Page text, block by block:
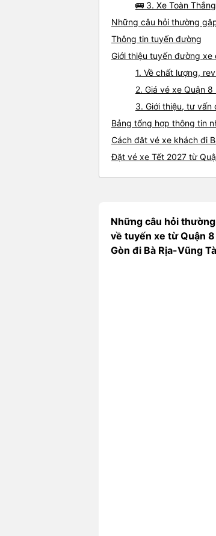
🚌 3. Xe Toàn
Những câu hỏi thường
Thông tin tuyến đường
Giới thiệu tuyến đường xe
1. Về chất lượng,
2. Giá vé xe Quận 8
3. Giới thiệu, tư vấn
Bảng tổng hợp thông tin
Cách đặt vé xe khách đi
Đặt vé xe Tết 2027 từ
Những câu hỏi
về tuyến xe từ Quận
Gòn đi Bà Rịa-Vũng